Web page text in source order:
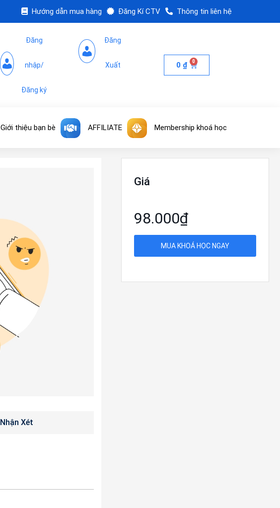
Hướng dẫn mua hàng Đăng Kí CTV Thông tin liên hệ
Đăng
nhập/
Đăng ký
Đăng
Xuất 0 ₫ 0
Giới thiệu bạn bè AFFILIATE Membership khoá học
Nhận Xét
Giá
98.000₫
MUA KHOÁ HỌC NGAY